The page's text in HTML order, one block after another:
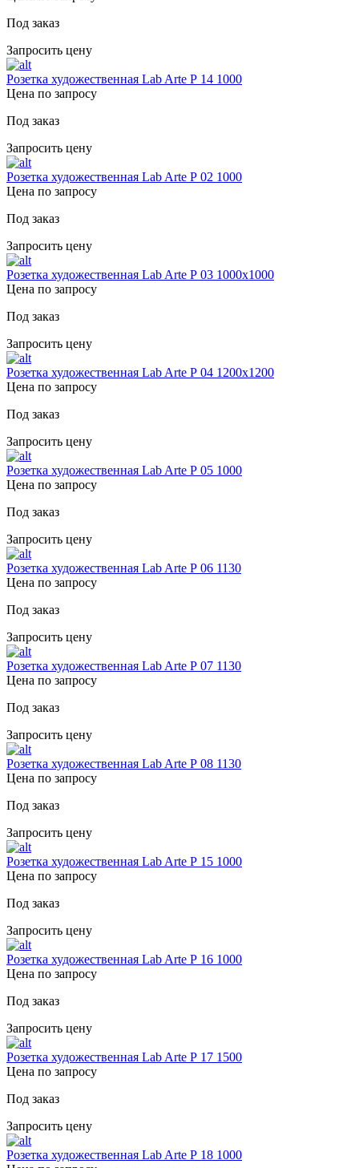
Под заказ
Запросить цену
Розетка художественная Lab Arte Р 14 1000
Цена по запросу
Под заказ
Запросить цену
Розетка художественная Lab Arte Р 02 1000
Цена по запросу
Под заказ
Запросить цену
Розетка художественная Lab Arte Р 03 1000х1000
Цена по запросу
Под заказ
Запросить цену
Розетка художественная Lab Arte Р 04 1200х1200
Цена по запросу
Под заказ
Запросить цену
Розетка художественная Lab Arte Р 05 1000
Цена по запросу
Под заказ
Запросить цену
Розетка художественная Lab Arte Р 06 1130
Цена по запросу
Под заказ
Запросить цену
Розетка художественная Lab Arte Р 07 1130
Цена по запросу
Под заказ
Запросить цену
Розетка художественная Lab Arte Р 08 1130
Цена по запросу
Под заказ
Запросить цену
Розетка художественная Lab Arte Р 15 1000
Цена по запросу
Под заказ
Запросить цену
Розетка художественная Lab Arte Р 16 1000
Цена по запросу
Под заказ
Запросить цену
Розетка художественная Lab Arte Р 17 1500
Цена по запросу
Под заказ
Запросить цену
Розетка художественная Lab Arte Р 18 1000